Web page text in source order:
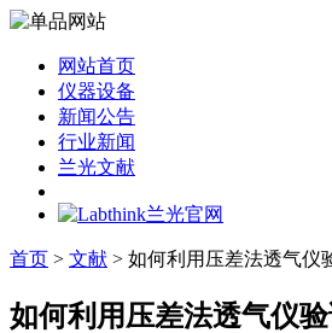
网站首页
仪器设备
新闻公告
行业新闻
兰光文献
首页 > 文献 > 如何利用压差法透气仪
如何利用压差法透气仪